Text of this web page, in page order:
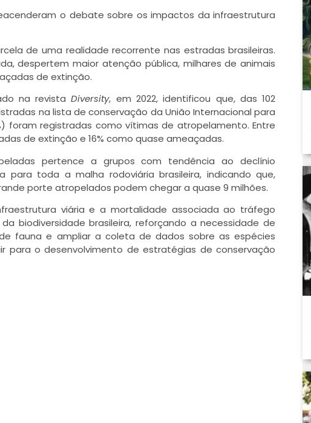
o debate sobre os impactos da infraestrutura
de uma realidade recorrente nas estradas brasileiras.
despertem maior atenção pública, milhares de animais
de extinção.
na revistaDiversity, em 2022, identificou que, das 102
na lista de conservação da União Internacional para
foram registradas como vítimas de atropelamento. Entre
de extinção e 16% como quase ameaçadas.
pertence a grupos com tendência ao declínio
para toda a malha rodoviária brasileira, indicando que,
porte atropelados podem chegar a quase 9 milhões.
viária e a mortalidade associada ao tráfego
biodiversidade brasileira, reforçando a necessidade de
fauna e ampliar a coleta de dados sobre as espécies
para o desenvolvimento de estratégias de conservação